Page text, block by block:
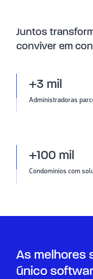
Juntos
conviver em
+3 mil
Administradoras
+100 mil
Condominios com
As melhores
único